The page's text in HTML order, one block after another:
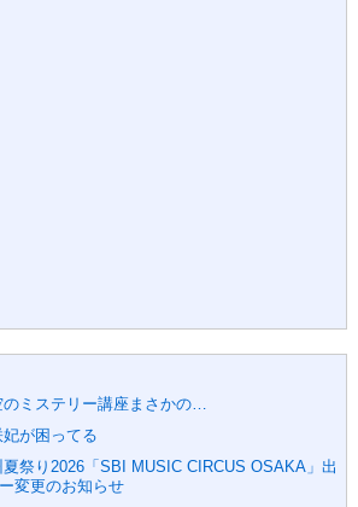
のミステリー講座まさかの…
妃が困ってる
夏祭り2026「SBI MUSIC CIRCUS OSAKA」出
変更のお知らせ